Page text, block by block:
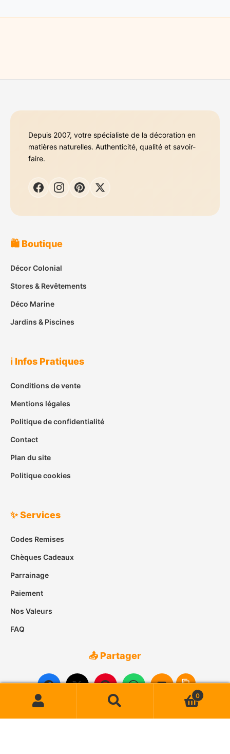
Depuis 2007, votre spécialiste de la décoration en
matières naturelles. Authenticité, qualité et savoir-
faire.
🛍️ Boutique
Décor Colonial
Stores & Revêtements
Déco Marine
Jardins & Piscines
ℹ️ Infos Pratiques
Conditions de vente
Mentions légales
Politique de confidentialité
Contact
Plan du site
Politique cookies
✨ Services
Codes Remises
Chèques Cadeaux
Parrainage
Paiement
Nos Valeurs
FAQ
📤 Partager
Recherche
pour :
Recherche
0